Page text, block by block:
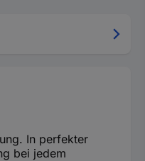
In perfekter
bei jedem